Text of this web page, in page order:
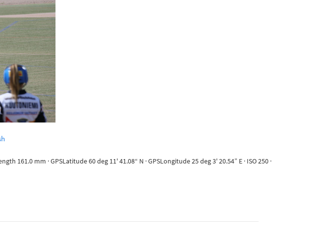
161.0 mm · GPSLatitude 60 deg 11' 41.08“ N · GPSLongitude 25 deg 3' 20.54” E · ISO 250 ·